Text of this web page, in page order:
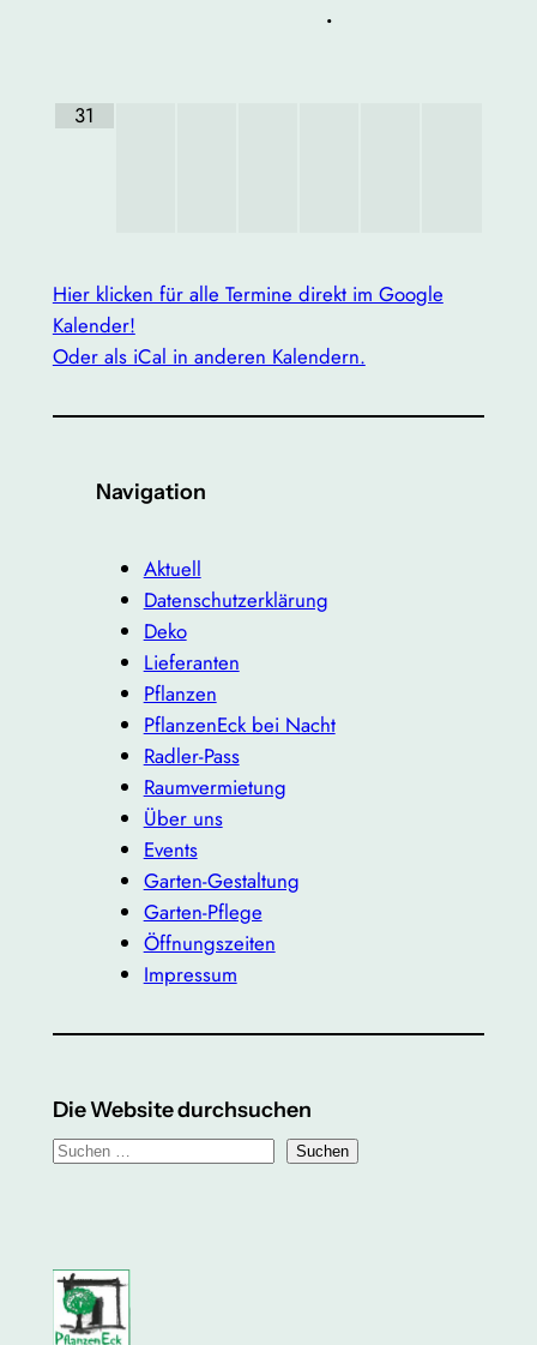
•
31
Hier klicken für alle Termine direkt im Google
Kalender!
Oder als iCal in anderen Kalendern.
Navigation
Aktuell
Datenschutzerklärung
Deko
Lieferanten
Pflanzen
PflanzenEck bei Nacht
Radler-Pass
Raumvermietung
Über uns
Events
Garten-Gestaltung
Garten-Pflege
Öffnungszeiten
Impressum
Die Website durchsuchen
S
e
Suchen